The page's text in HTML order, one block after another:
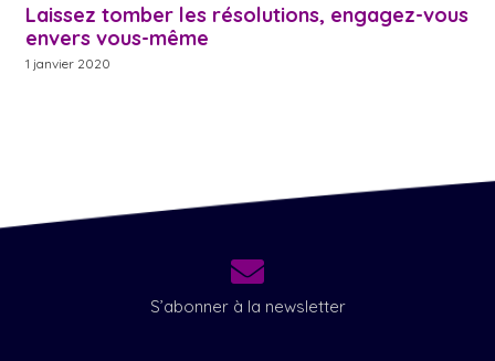
Laissez tomber les résolutions, engagez-vous
envers vous-même
1 janvier 2020
S’abonner à la newsletter